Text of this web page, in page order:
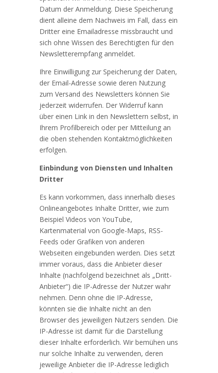
Datum der Anmeldung. Diese Speicherung
dient alleine dem Nachweis im Fall, dass ein
Dritter eine Emailadresse missbraucht und
sich ohne Wissen des Berechtigten für den
Newsletterempfang anmeldet.
Ihre Einwilligung zur Speicherung der Daten,
der Email-Adresse sowie deren Nutzung
zum Versand des Newsletters können Sie
jederzeit widerrufen. Der Widerruf kann
über einen Link in den Newslettern selbst, in
Ihrem Profilbereich oder per Mitteilung an
die oben stehenden Kontaktmöglichkeiten
erfolgen.
Einbindung von Diensten und Inhalten
Dritter
Es kann vorkommen, dass innerhalb dieses
Onlineangebotes Inhalte Dritter, wie zum
Beispiel Videos von YouTube,
Kartenmaterial von Google-Maps, RSS-
Feeds oder Grafiken von anderen
Webseiten eingebunden werden. Dies setzt
immer voraus, dass die Anbieter dieser
Inhalte (nachfolgend bezeichnet als „Dritt-
Anbieter“) die IP-Adresse der Nutzer wahr
nehmen. Denn ohne die IP-Adresse,
könnten sie die Inhalte nicht an den
Browser des jeweiligen Nutzers senden. Die
IP-Adresse ist damit für die Darstellung
dieser Inhalte erforderlich. Wir bemühen uns
nur solche Inhalte zu verwenden, deren
jeweilige Anbieter die IP-Adresse lediglich